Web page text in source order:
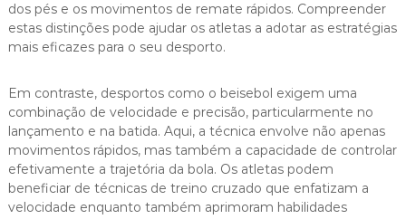
dos pés e os movimentos de remate rápidos. Compreender
estas distinções pode ajudar os atletas a adotar as estratégias
mais eficazes para o seu desporto.
Em contraste, desportos como o beisebol exigem uma
combinação de velocidade e precisão, particularmente no
lançamento e na batida. Aqui, a técnica envolve não apenas
movimentos rápidos, mas também a capacidade de controlar
efetivamente a trajetória da bola. Os atletas podem
beneficiar de técnicas de treino cruzado que enfatizam a
velocidade enquanto também aprimoram habilidades